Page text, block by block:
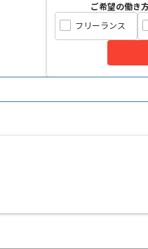
ご希望の働き
フリーランス